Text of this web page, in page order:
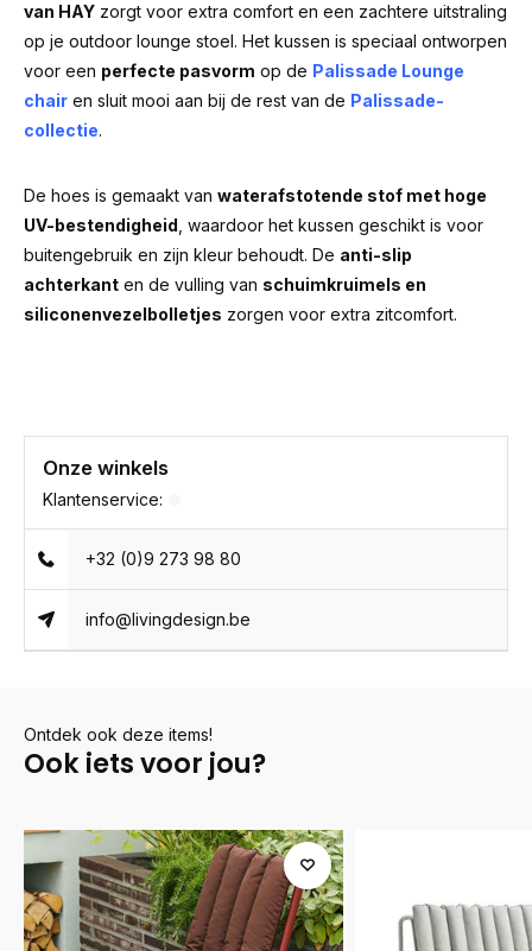
van HAY zorgt voor extra comfort en een zachtere uitstraling
op je outdoor lounge stoel. Het kussen is speciaal ontworpen
voor een perfecte pasvorm op de Palissade Lounge
chair en sluit mooi aan bij de rest van de Palissade-
collectie.
De hoes is gemaakt van waterafstotende stof met hoge
UV-bestendigheid , waardoor het kussen geschikt is voor
buitengebruik en zijn kleur behoudt. De anti-slip
achterkant en de vulling van schuimkruimels en
siliconenvezelbolletjes zorgen voor extra zitcomfort.
Onze winkels
Klantenservice:
+32 (0)9 273 98 80
info@livingdesign.be
Ontdek ook deze items!
Ook iets voor jou?